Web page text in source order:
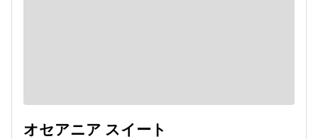
オセアニア スイート